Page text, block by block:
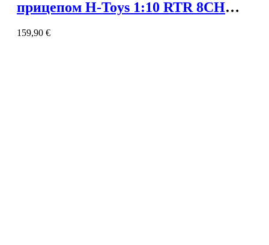
прицепом H-Toys 1:10 RTR 8CH
159,90 €